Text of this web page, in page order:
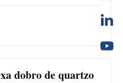
dobro de quartzo